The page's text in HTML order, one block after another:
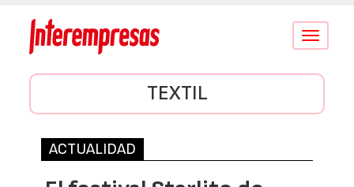
Conmutar
TEXTIL
ACTUALIDAD